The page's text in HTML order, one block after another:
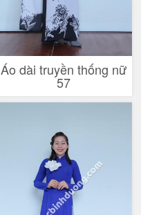
Áo dài truyền thống nữ
57